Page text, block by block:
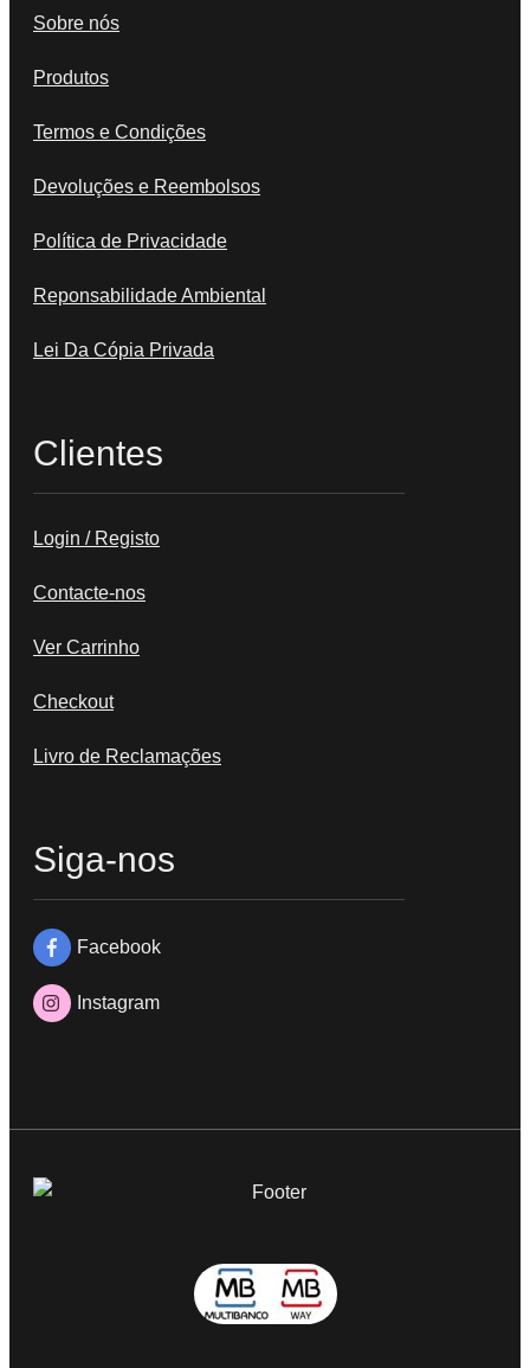
Sobre nós
Produtos
Termos e Condições
Devoluções e Reembolsos
Política de Privacidade
Reponsabilidade Ambiental
Lei Da Cópia Privada
Clientes
Login / Registo
Contacte-nos
Ver Carrinho
Checkout
Livro de Reclamações
Siga-nos
Facebook
Instagram